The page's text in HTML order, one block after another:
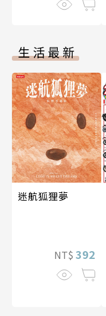
生活最新
迷航狐狸夢
NT$ 392